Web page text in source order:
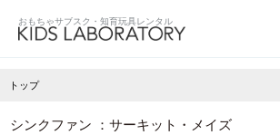
トップ
シンクファン ：サーキット・メイズ